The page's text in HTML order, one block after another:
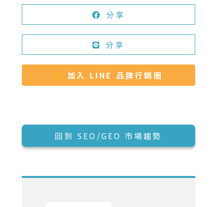
分享
分享
加入 LINE 品牌行銷圈
回到 SEO/GEO 市場趨勢